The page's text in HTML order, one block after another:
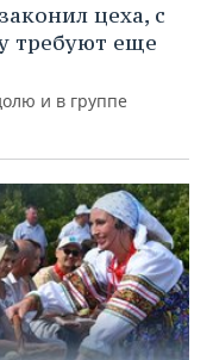
цеха, с
требуют еще
и в группе